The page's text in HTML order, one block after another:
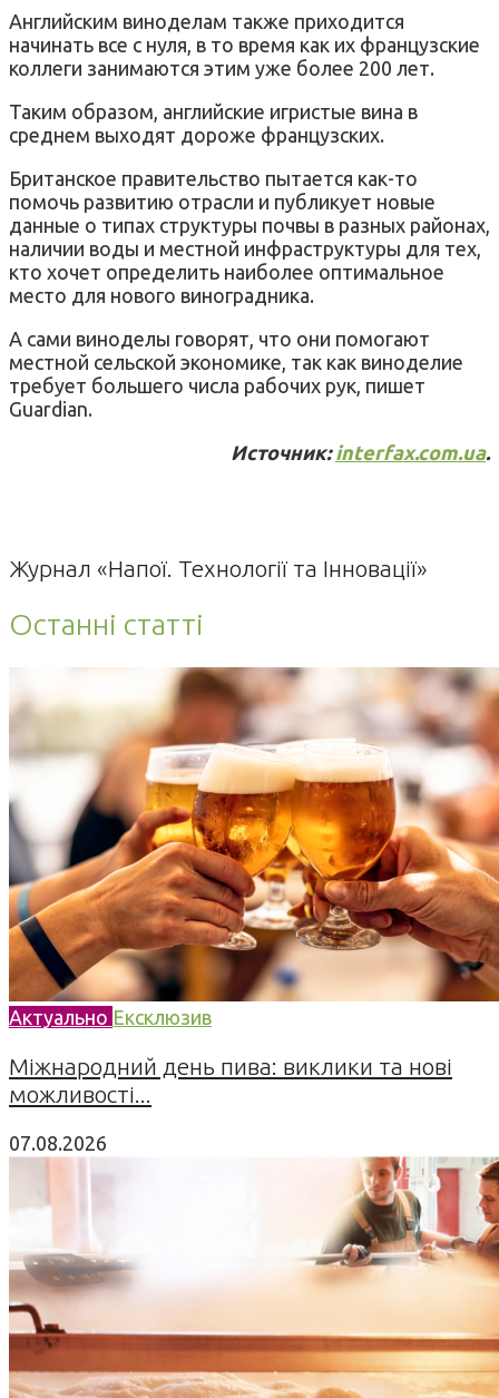
Английским виноделам также приходится
начинать все с нуля, в то время как их французские
коллеги занимаются этим уже более 200 лет.
Таким образом, английские игристые вина в
среднем выходят дороже французских.
Британское правительство пытается как-то
помочь развитию отрасли и публикует новые
данные о типах структуры почвы в разных районах,
наличии воды и местной инфраструктуры для тех,
кто хочет определить наиболее оптимальное
место для нового виноградника.
А сами виноделы говорят, что они помогают
местной сельской экономике, так как виноделие
требует большего числа рабочих рук, пишет
Guardian.
Источник: interfax.com.uа.
Журнал «Напої. Технології та Інновації»
Останні статті
Актуально Ексклюзив
Міжнародний день пива: виклики та нові
можливості...
07.08.2026